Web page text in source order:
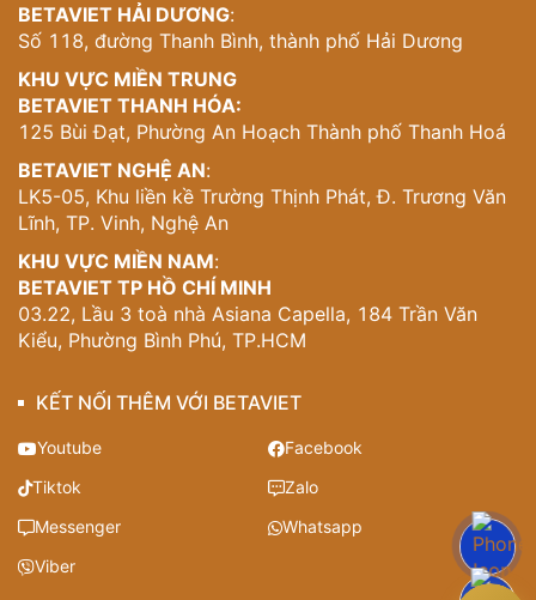
BETAVIET HẢI DƯƠNG:
Số 118, đường Thanh Bình, thành phố Hải Dương
KHU VỰC MIỀN TRUNG
BETAVIET THANH HÓA:
125 Bùi Đạt, Phường An Hoạch Thành phố Thanh Hoá
BETAVIET NGHỆ AN:
LK5-05, Khu liền kề Trường Thịnh Phát, Đ. Trương Văn
Lĩnh, TP. Vinh, Nghệ An
KHU VỰC MIỀN NAM:
BETAVIET TP HỒ CHÍ MINH
03.22, Lầu 3 toà nhà Asiana Capella, 184 Trần Văn
Kiểu, Phường Bình Phú, TP.HCM
KẾT NỐI THÊM VỚI BETAVIET
Youtube
Facebook
Tiktok
Zalo
Messenger
Whatsapp
Viber